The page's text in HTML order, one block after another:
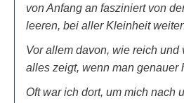
von Anfang an fasziniert von
leeren, bei aller Kleinheit
Vor allem davon, wie reich und
alles zeigt, wenn man genauer
Oft war ich dort, um mich nach